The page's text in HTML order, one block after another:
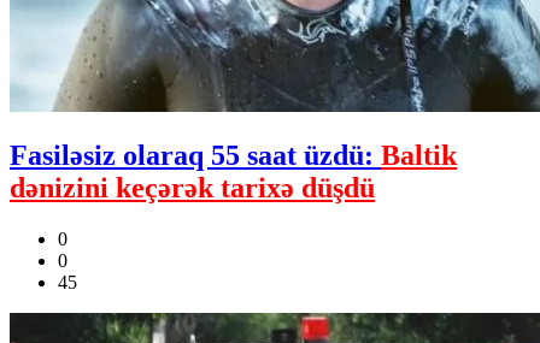
Fasiləsiz olaraq 55 saat üzdü: Baltik
dənizini keçərək tarixə düşdü
0
0
45